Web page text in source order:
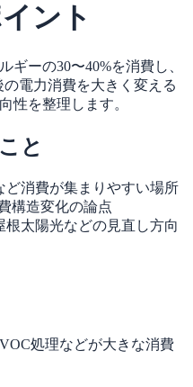
ント
ギーの30〜40%を消費し、
電力消費を大きく変える
性を整理します。
と
消費が集まりやすい場所
構造変化の論点
太陽光などの見直し方向
処理などが大きな消費